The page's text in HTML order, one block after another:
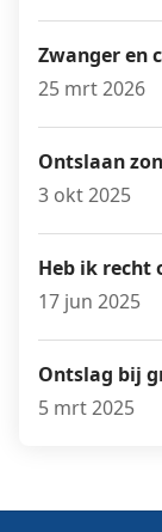
Zwanger en
25 mrt 2026
Ontslaan
3 okt 2025
Heb ik recht
17 jun 2025
Ontslag bij
5 mrt 2025